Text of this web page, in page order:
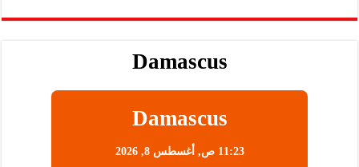
Damascus
Damascus
11:23 ص, أغسطس 8, 2026